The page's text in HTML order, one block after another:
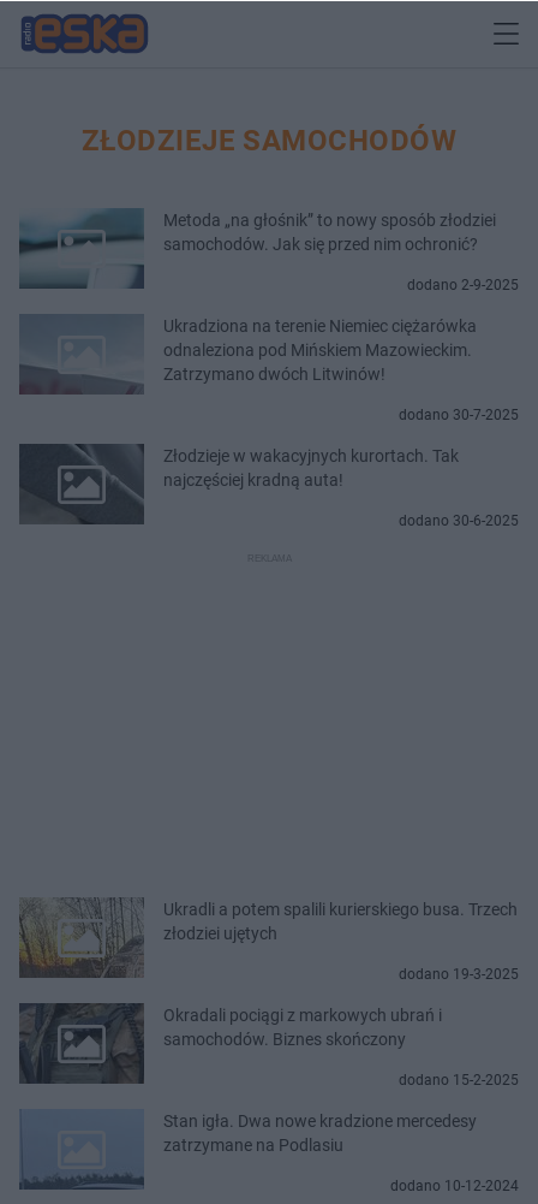
ZŁODZIEJE SAMOCHODÓW
Metoda „na głośnik” to nowy sposób złodziei
samochodów. Jak się przed nim ochronić?
dodano 2-9-2025
Ukradziona na terenie Niemiec ciężarówka
odnaleziona pod Mińskiem Mazowieckim.
Zatrzymano dwóch Litwinów!
dodano 30-7-2025
Złodzieje w wakacyjnych kurortach. Tak
najczęściej kradną auta!
dodano 30-6-2025
Ukradli a potem spalili kurierskiego busa. Trzech
złodziei ujętych
dodano 19-3-2025
Okradali pociągi z markowych ubrań i
samochodów. Biznes skończony
dodano 15-2-2025
Stan igła. Dwa nowe kradzione mercedesy
zatrzymane na Podlasiu
dodano 10-12-2024